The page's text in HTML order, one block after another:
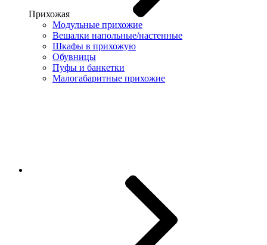
Прихожая
Модульные прихожие
Вешалки напольные/настенные
Шкафы в прихожую
Обувницы
Пуфы и банкетки
Малогабаритные прихожие